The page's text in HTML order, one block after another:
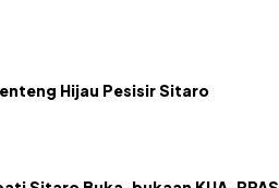
Hijau Pesisir Sitaro